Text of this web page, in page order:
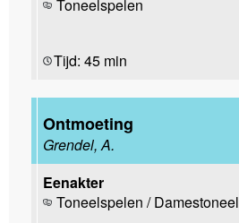
Toneelspelen
Tijd: 45 min
Ontmoeting
Grendel, A.
Eenakter
Toneelspelen / Damestoneel